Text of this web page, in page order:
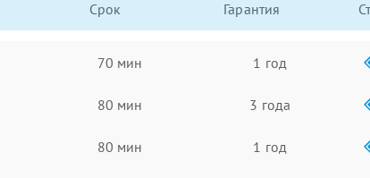
Срок Гарантия
70 мин 1 год
80 мин 3 года
80 мин 1 год